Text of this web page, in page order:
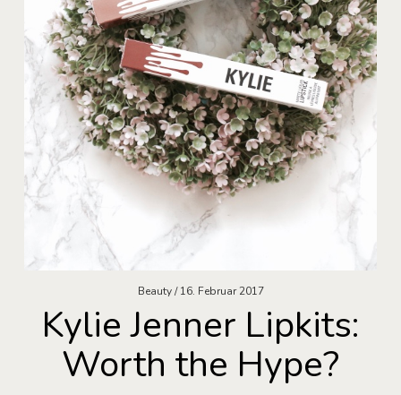
Beauty 16. Februar 2017
Kylie Jenner Lipkits:
Worth the Hype?